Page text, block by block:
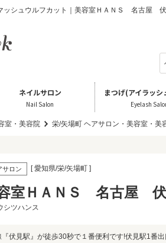
ッシュウルフカット｜美容室ＨＡＮＳ 名古屋
ネイルサロン
Nail Salon
まつげ(アイラッ
Eyelash
室・美容院 栄/矢場町 ヘアサロン・美容室・美
サロン [ 愛知県/栄/矢場町 ]
室ＨＡＮＳ 名古屋
シツハンス
伏見駅』が徒歩30秒で１番便利です!伏見駅1番